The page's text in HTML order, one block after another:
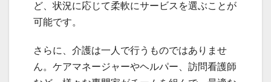
ど、状況に応じて柔軟にサービスを選ぶことが
可能です。
さらに、介護は一人で行うものではありませ
ん。ケアマネージャーやヘルパー、訪問看護師